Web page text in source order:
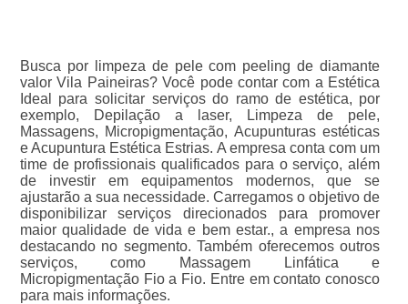
Busca por limpeza de pele com peeling de diamante
valor Vila Paineiras? Você pode contar com a Estética
Ideal para solicitar serviços do ramo de estética, por
exemplo, Depilação a laser, Limpeza de pele,
Massagens, Micropigmentação, Acupunturas estéticas
e Acupuntura Estética Estrias. A empresa conta com um
time de profissionais qualificados para o serviço, além
de investir em equipamentos modernos, que se
ajustarão a sua necessidade. Carregamos o objetivo de
disponibilizar serviços direcionados para promover
maior qualidade de vida e bem estar., a empresa nos
destacando no segmento. Também oferecemos outros
serviços, como Massagem Linfática e
Micropigmentação Fio a Fio. Entre em contato conosco
para mais informações.